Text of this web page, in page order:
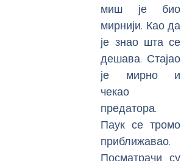
миш је био
мирнији. Као да
је знао шта се
дешава. Стајао
је мирно и
чекао
предатора.
Паук се тромо
приближавао.
Посматрачи су